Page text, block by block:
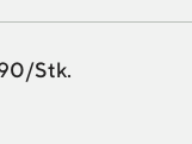
Stk.